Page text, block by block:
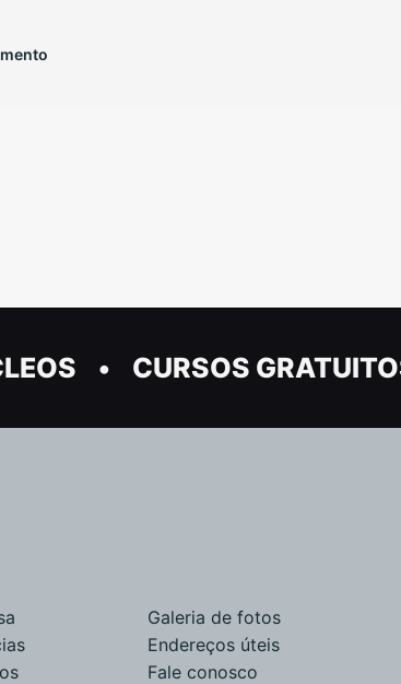
CURSOS
Galeria de fotos
Endereços úteis
Fale conosco